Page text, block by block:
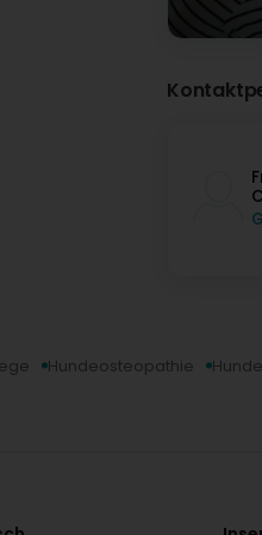
Hundeosteopathie